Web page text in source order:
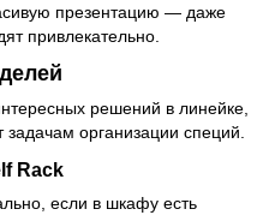
презентацию — даже
привлекательно.
решений в линейке,
задачам организации специй.
Rack
если в шкафу есть